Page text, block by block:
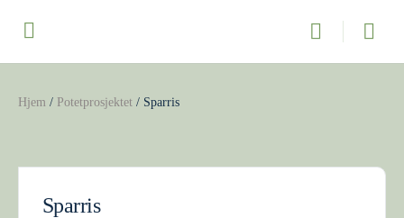
Hjem / Potetprosjektet / Sparris
Sparris